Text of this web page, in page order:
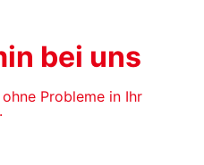
bei uns
Probleme in Ihr